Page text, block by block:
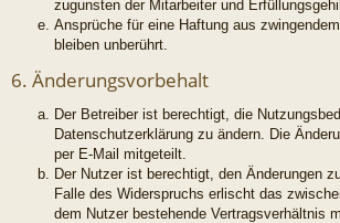
zugunsten der Mitarbeiter und
Ansprüche für eine Haftung aus
bleiben unberührt.
6. Änderungsvorbehalt
Der Betreiber ist berechtigt, die
Datenschutzerklärung zu ändern. Die
per E-Mail mitgeteilt.
Der Nutzer ist berechtigt, den Änderungen
Falle des Widerspruchs erlischt das
dem Nutzer bestehende Vertragsverhältnis